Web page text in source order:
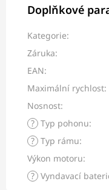
Doplňkové
Kategorie:
Záruka:
EAN:
Maximální rychlost:
Nosnost:
? Typ pohonu:
? Typ rámu:
Výkon motoru:
? Vyndavací